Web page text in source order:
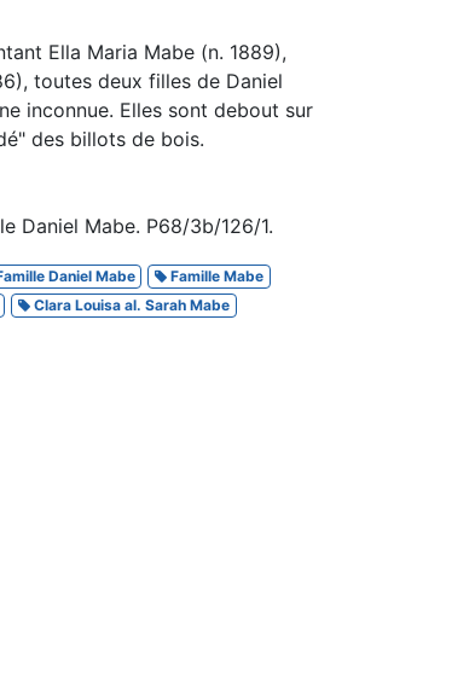
Ella Maria Mabe (n. 1889),
toutes deux filles de Daniel
inconnue. Elles sont debout sur
des billots de bois.
Daniel Mabe. P68/3b/126/1.
Daniel Mabe
Famille Mabe
Clara Louisa al. Sarah Mabe